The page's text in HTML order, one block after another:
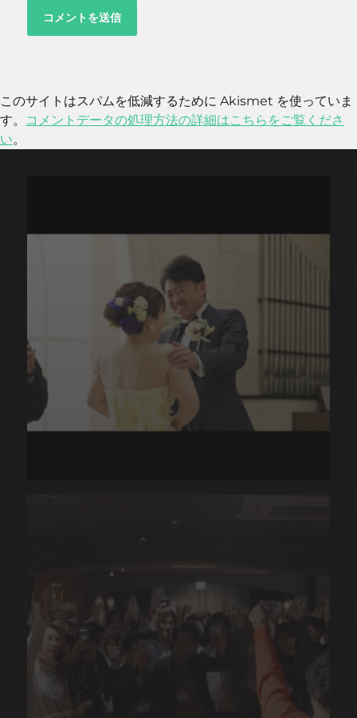
このサイトはスパムを低減するために Akismet を使っていま
す。
コメントデータの処理方法の詳細はこちらをご覧くださ
い。